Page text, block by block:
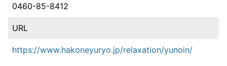
0460-85-8412
URL
https://www.hakoneyuryo.jp/relaxation/yunoin/